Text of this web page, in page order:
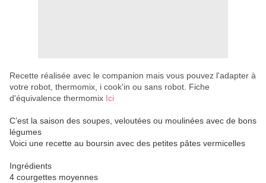
Recette réalisée avec le companion mais vous pouvez l'adapter à
votre robot, thermomix, i cook'in ou sans robot. Fiche
d'équivalence thermomix Ici
C’est la saison des soupes, veloutées ou moulinées avec de bons
légumes
Voici une recette au boursin avec des petites pâtes vermicelles
Ingrédients
4 courgettes moyennes